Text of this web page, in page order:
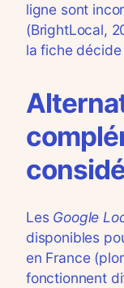
ligne sont
(BrightLocal,
la fiche décide
Les Google
disponibles
en France
fonctionnent